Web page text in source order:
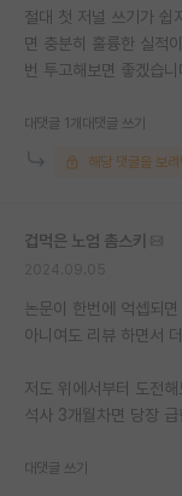
절대 첫 저널 쓰기가 쉽
면 충분히 훌륭한 실적
번 투고해보면 좋겠습
대댓글 1개 대댓글 쓰기
해당 댓글을 보
겁먹은 노엄 촘스키
논문이 한번에 억셉되면
아니여도 리뷰 하면서
저도 위에서부터 도전해
석사 3개월차면 당장
대댓글 쓰기